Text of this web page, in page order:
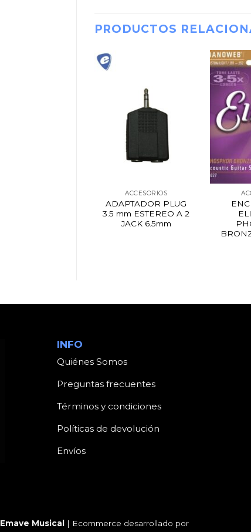
PRODUCTOS
ACCESORIOS
ADAPTADOR PLUG
3.5 mm ESTEREO A 2
JACK 6.5mm
INFO
Quiénes Somos
Preguntas frecuentes
Términos y condiciones
Políticas de devolución
Envíos
Emave Musical | Ecommerce desarrollado por